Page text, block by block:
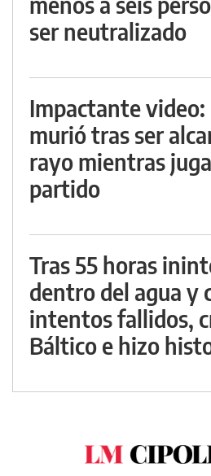
ser neutralizado
Impactante
murió tras ser
rayo mientras
partido
Tras 55 horas
dentro del agua y
intentos fallidos,
Báltico e hizo